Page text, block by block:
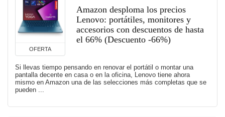
OFERTA
Amazon desploma los precios
Lenovo: portátiles, monitores y
accesorios con descuentos de hasta
el 66% (Descuento -66%)
Si llevas tiempo pensando en renovar el portátil o montar una
pantalla decente en casa o en la oficina, Lenovo tiene ahora
mismo en Amazon una de las selecciones más completas que se
pueden ...